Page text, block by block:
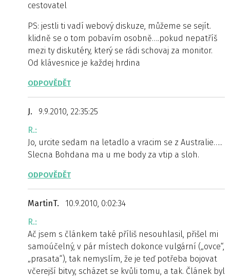
cestovatel
PS: jestli ti vadí webový diskuze, můžeme se sejít.
klidně se o tom pobavím osobně….pokud nepatříš
mezi ty diskutéry, který se rádi schovaj za monitor.
Od klávesnice je každej hrdina
ODPOVĚDĚT
J.
9.9.2010, 22:35:25
R.:
Jo, urcite sedam na letadlo a vracim se z Australie…..
Slecna Bohdana ma u me body za vtip a sloh.
ODPOVĚDĚT
MartinT.
10.9.2010, 0:02:34
R.:
Ač jsem s článkem také příliš nesouhlasil, přišel mi
samoúčelný, v pár místech dokonce vulgární („ovce“,
„prasata“), tak nemyslím, že je teď potřeba bojovat
včerejší bitvy, scházet se kvůli tomu, a tak. Článek byl